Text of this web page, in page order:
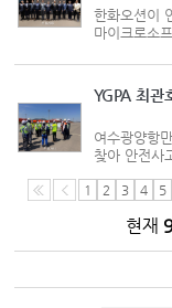
한화오션이
마이크로소
한화빌딩에
스마트 함정
YGPA 최관
여수광양항
찾아 안전사
‘광양항 율
1 2 3 4 5
현재